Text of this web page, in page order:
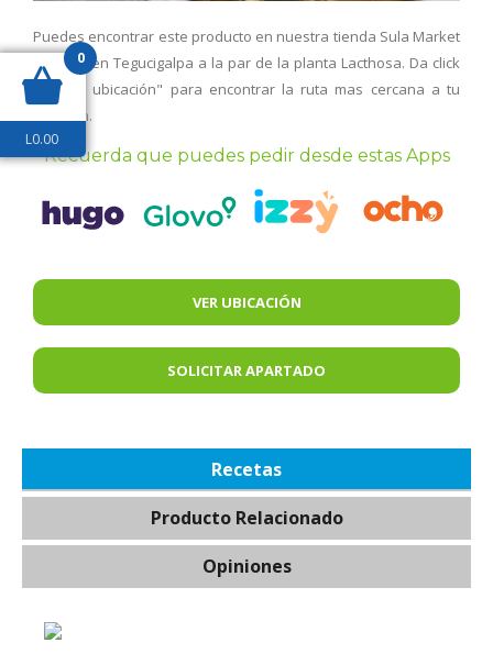
Puedes encontrar este producto en nuestra tienda Sula Market
úbicada en Tegucigalpa a la par de la planta Lacthosa. Da click
en "ver ubicación" para encontrar la ruta mas cercana a tu
posición.
Recuerda que puedes pedir desde estas Apps
VER UBICACIÓN
SOLICITAR APARTADO
Recetas
Producto Relacionado
Opiniones
0
L0.00